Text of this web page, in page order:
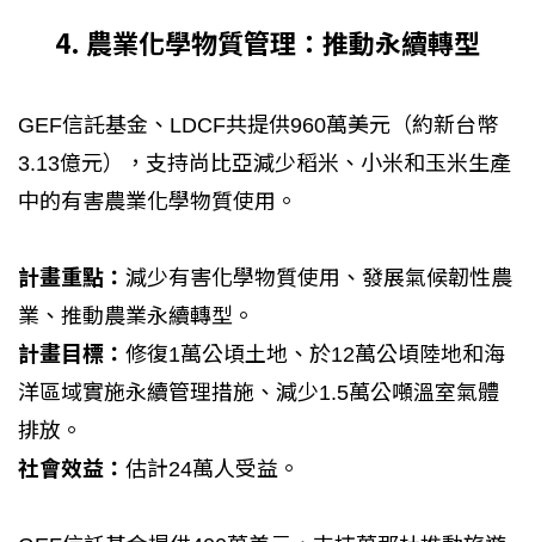
4. 農業化學物質管理：推動永續轉型
GEF信託基金、LDCF共提供960萬美元（約新台幣
3.13億元），支持尚比亞減少稻米、小米和玉米生產
中的有害農業化學物質使用。
計畫重點： 減少有害化學物質使用、發展氣候韌性農
業、推動農業永續轉型。
計畫目標： 修復1萬公頃土地、於12萬公頃陸地和海
洋區域實施永續管理措施、減少1.5萬公噸溫室氣體
排放。
社會效益： 估計24萬人受益。